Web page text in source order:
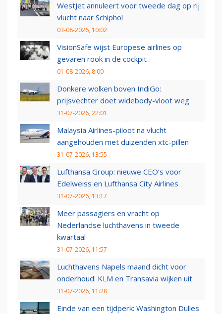
WestJet annuleert voor tweede dag op rij
vlucht naar Schiphol
03-08-2026, 10:02
VisionSafe wijst Europese airlines op
gevaren rook in de cockpit
01-08-2026, 8:00
Donkere wolken boven IndiGo:
prijsvechter doet widebody-vloot weg
31-07-2026, 22:01
Malaysia Airlines-piloot na vlucht
aangehouden met duizenden xtc-pillen
31-07-2026, 13:55
Lufthansa Group: nieuwe CEO’s voor
Edelweiss en Lufthansa City Airlines
31-07-2026, 13:17
Meer passagiers en vracht op
Nederlandse luchthavens in tweede
kwartaal
31-07-2026, 11:57
Luchthavens Napels maand dicht voor
onderhoud: KLM en Transavia wijken uit
31-07-2026, 11:28
Einde van een tijdperk: Washington Dulles